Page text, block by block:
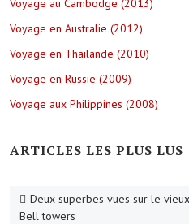
Voyage au Cambodge (2013)
Voyage en Australie (2012)
Voyage en Thailande (2010)
Voyage en Russie (2009)
Voyage aux Philippines (2008)
ARTICLES LES PLUS LUS
Deux superbes vues sur le
Bell towers